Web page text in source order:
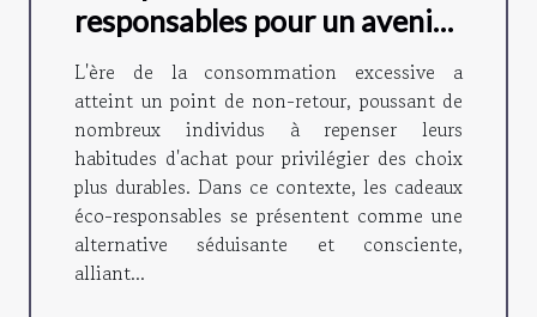
responsables pour un avenir
durable
L'ère de la consommation excessive a
atteint un point de non-retour, poussant de
nombreux individus à repenser leurs
habitudes d'achat pour privilégier des choix
plus durables. Dans ce contexte, les cadeaux
éco-responsables se présentent comme une
alternative séduisante et consciente,
alliant...